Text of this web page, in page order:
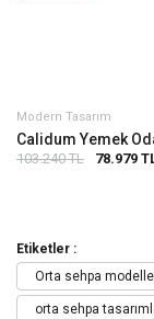
Modern Tasarım
Calidum Yemek
103.240 TL 78.979
Etiketler :
Orta sehpa
orta sehpa